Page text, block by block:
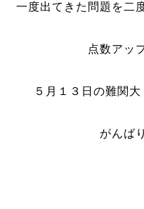
一度出てきた問題を二
点数アッ
５月１３日の難関
がんば